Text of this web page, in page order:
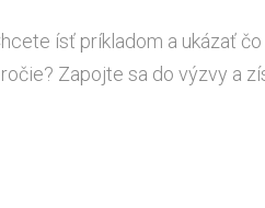
ísť príkladom a ukázať
Zapojte sa do výzvy a